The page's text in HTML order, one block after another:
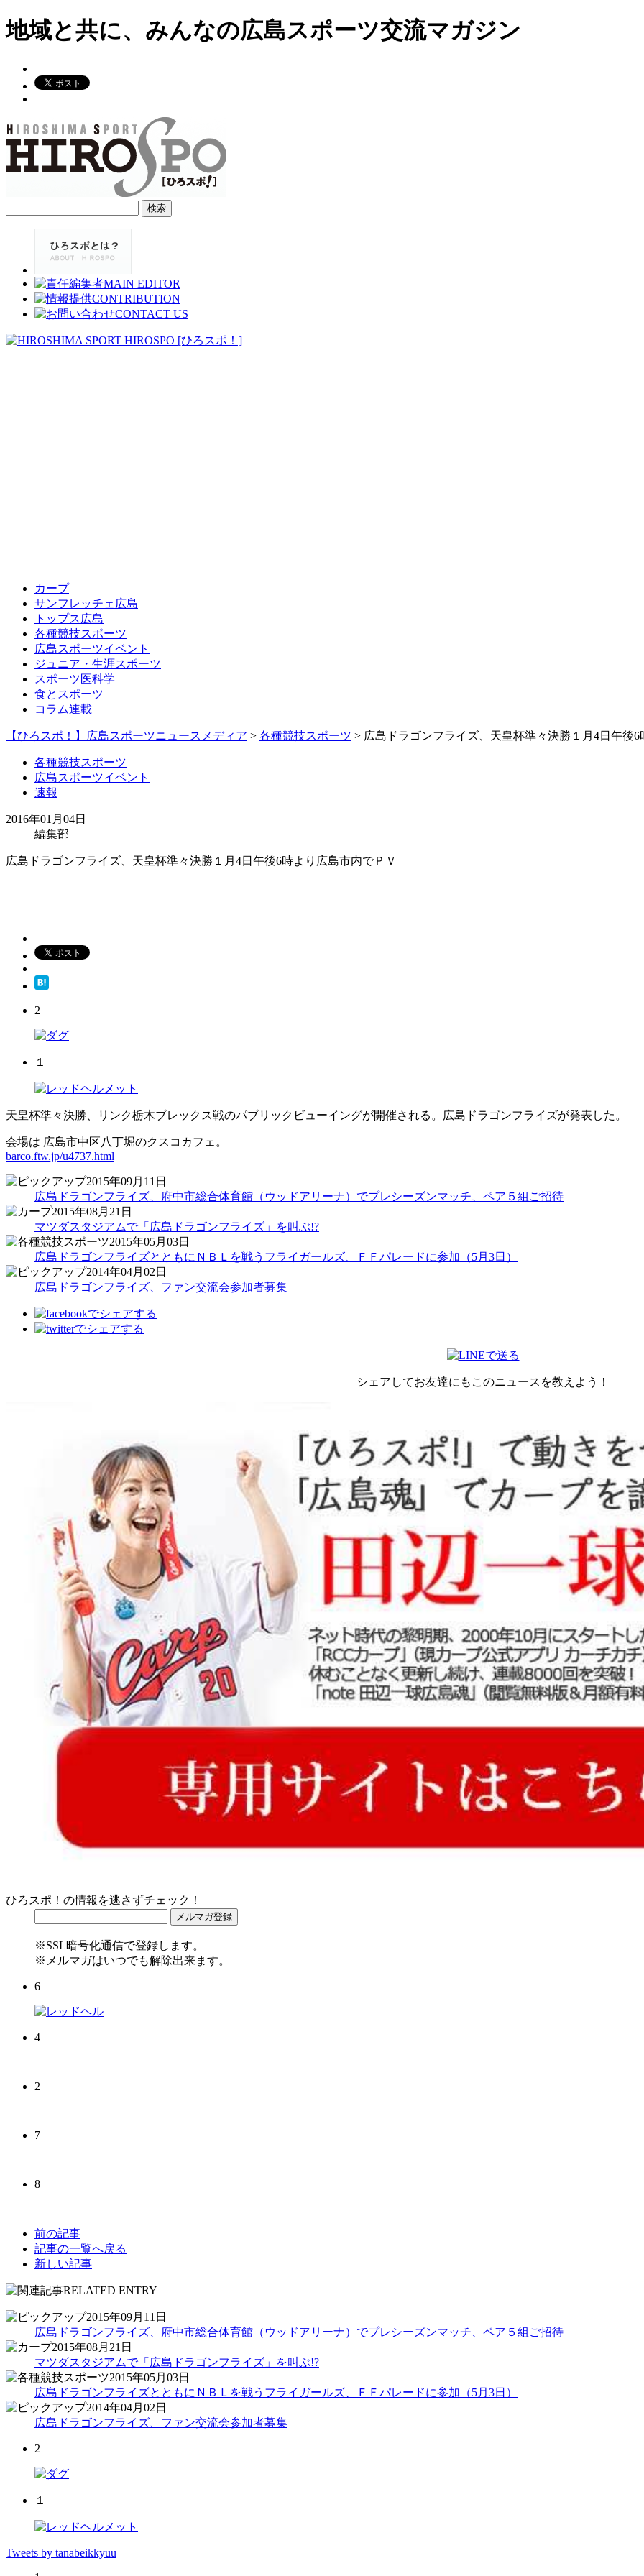
地域と共に、みんなの広島スポーツ交流マガジン
カープ
サンフレッチェ広島
トップス広島
各種競技スポーツ
広島スポーツイベント
ジュニア・生涯スポーツ
スポーツ医科学
食とスポーツ
コラム連載
【ひろスポ！】広島スポーツニュースメディア > 各種競技スポーツ > 広島ドラゴンフライズ、天皇杯準々決勝１月4日午後6
各種競技スポーツ
広島スポーツイベント
速報
2016年01月04日
編集部
広島ドラゴンフライズ、天皇杯準々決勝１月4日午後6時より広島市内でＰＶ
2
１
天皇杯準々決勝、リンク栃木ブレックス戦のパブリックビューイングが開催される。広島ドラゴンフライズが発表した。
会場は 広島市中区八丁堀のクスコカフェ。
barco.ftw.jp/u4737.html
2015年09月11日
広島ドラゴンフライズ、府中市総合体育館（ウッドアリーナ）でプレシーズンマッチ、ペア５組ご招待
2015年08月21日
マツダスタジアムで「広島ドラゴンフライズ」を叫ぶ!?
2015年05月03日
広島ドラゴンフライズとともにＮＢＬを戦うフライガールズ、ＦＦパレードに参加（5月3日）
2014年04月02日
広島ドラゴンフライズ、ファン交流会参加者募集
シェアしてお友達にもこのニュースを教えよう！
ひろスポ！の情報を逃さずチェック！
※SSL暗号化通信で登録します。
※メルマガはいつでも解除出来ます。
6
4
2
7
8
前の記事
記事の一覧へ戻る
新しい記事
2015年09月11日
広島ドラゴンフライズ、府中市総合体育館（ウッドアリーナ）でプレシーズンマッチ、ペア５組ご招待
2015年08月21日
マツダスタジアムで「広島ドラゴンフライズ」を叫ぶ!?
2015年05月03日
広島ドラゴンフライズとともにＮＢＬを戦うフライガールズ、ＦＦパレードに参加（5月3日）
2014年04月02日
広島ドラゴンフライズ、ファン交流会参加者募集
2
１
Tweets by tanabeikkyuu